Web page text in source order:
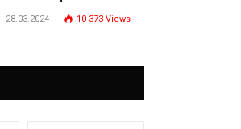
Turquie : Naviguer dans
28.03.2024 10 373 Views